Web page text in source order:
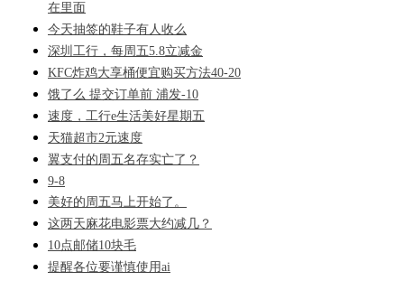
在里面
今天抽签的鞋子有人收么
深圳工行，每周五5.8立减金
KFC炸鸡大享桶便宜购买方法40-20
饿了么 提交订单前 浦发-10
速度，工行e生活美好星期五
天猫超市2元速度
翼支付的周五名存实亡了？
9-8
美好的周五马上开始了。
这两天麻花电影票大约减几？
10点邮储10块毛
提醒各位要谨慎使用ai